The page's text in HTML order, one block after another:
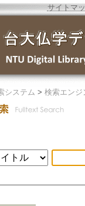
サイトマ
システム > 検索エンジ